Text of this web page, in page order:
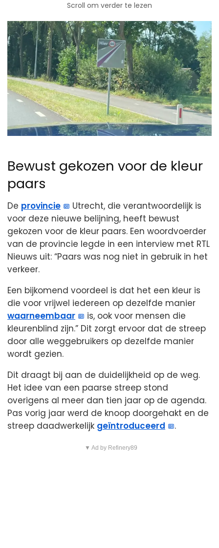
Scroll om verder te lezen
Bewust gekozen voor de kleur
paars
De provincie
Utrecht, die verantwoordelijk is
voor deze nieuwe belijning, heeft bewust
gekozen voor de kleur paars. Een woordvoerder
van de provincie legde in een interview met RTL
Nieuws uit: “Paars was nog niet in gebruik in het
verkeer.
Een bijkomend voordeel is dat het een kleur is
die voor vrijwel iedereen op dezelfde manier
waarneembaar
is, ook voor mensen die
kleurenblind zijn.” Dit zorgt ervoor dat de streep
door alle weggebruikers op dezelfde manier
wordt gezien.
Dit draagt bij aan de duidelijkheid op de weg.
Het idee van een paarse streep stond
overigens al meer dan tien jaar op de agenda.
Pas vorig jaar werd de knoop doorgehakt en de
streep daadwerkelijk geïntroduceerd .
▼ Ad by Refinery89